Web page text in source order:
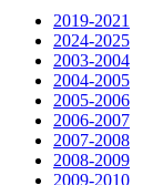
2019-2021
2024-2025
2003-2004
2004-2005
2005-2006
2006-2007
2007-2008
2008-2009
2009-2010